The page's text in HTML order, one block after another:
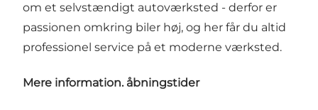
om et selvstændigt autoværksted - derfor er
passionen omkring biler høj, og her får du altid
professionel service på et moderne værksted.
Mere information. åbningstider